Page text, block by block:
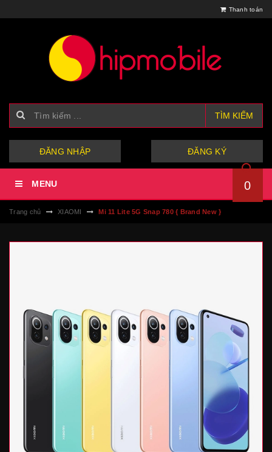
Thanh toán
TÌM KIẾM
ĐĂNG NHẬP ĐĂNG KÝ
MENU 0
Trang chủ XIAOMI Mi 11 Lite 5G Snap 780 { Brand New }